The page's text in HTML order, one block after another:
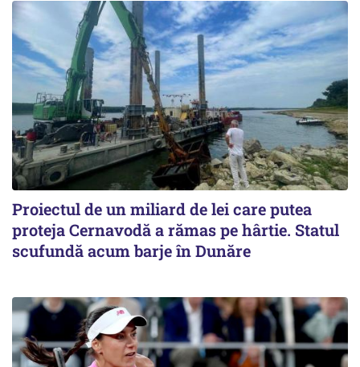
Proiectul de un miliard de lei care putea
proteja Cernavodă a rămas pe hârtie. Statul
scufundă acum barje în Dunăre